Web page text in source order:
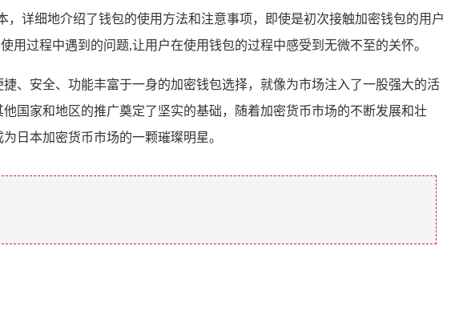
，详细地介绍了钱包的使用方法和注意事项，即使是初次接触加密钱包的用户
过程中遇到的问题,让用户在使用钱包的过程中感受到无微不至的关怀。
、安全、功能丰富于一身的加密钱包选择，就像为市场注入了一股强大的活
国家和地区的推广奠定了坚实的基础，随着加密货币市场的不断发展和壮
日本加密货币市场的一颗璀璨明星。